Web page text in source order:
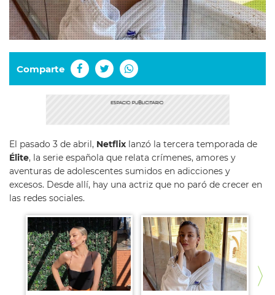
Comparte
El pasado 3 de abril, Netflix lanzó la tercera temporada de
Élite, la serie española que relata crímenes, amores y
aventuras de adolescentes sumidos en adicciones y
excesos. Desde allí, hay una actriz que no paró de crecer en
las redes sociales.